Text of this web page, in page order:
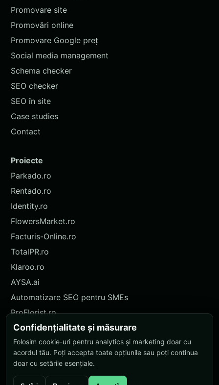
Promovare site
Promovări online
Promovare Google preț
Social media management
Schema checker
SEO checker
SEO în site
Case studies
Contact
Proiecte
Parkado.ro
Rentado.ro
Identity.ro
FlowersMarket.ro
Facturis-Online.ro
TotalPR.ro
Klaroo.ro
AYSA.ai
Automatizare SEO pentru SMEs
ProFlorist.ro
ProFlorist.de
Nokidu.ro
© 2026 AYSA. Toate drepturile rezervate.
Confidențialitate și măsurare
Folosim cookie-uri pentru analytics și marketing doar cu
acordul tău. Poți accepta toate opțiunile sau poți continua
doar cu setările esențiale.